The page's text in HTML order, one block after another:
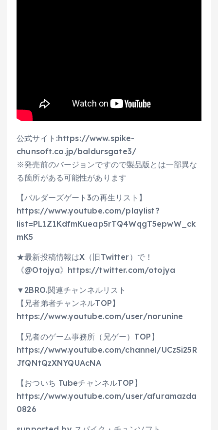
公式サイト:https://www.spike-
chunsoft.co.jp/baldursgate3/
※発売前のバージョンですので製品版とは一部異な
る箇所がある可能性があります
【バルダーズゲート3の再生リスト】
https://www.youtube.com/playlist?
list=PL1Z1KdfmKueap5rTQ4WqgT5epwW_ck
mK5
★最新投稿情報はX（旧Twitter）で！
《@Otojya》https://twitter.com/otojya
▼2BRO.関連チャンネルリスト
【兄者弟者チャンネルTOP】
https://www.youtube.com/user/norunine
【兄者のゲーム事務所（兄ゲー）TOP】
https://www.youtube.com/channel/UCzSi25R
JfQNtQzXNYQUAcNA
【おついち TubeチャンネルTOP】
https://www.youtube.com/user/afuramazda
0826